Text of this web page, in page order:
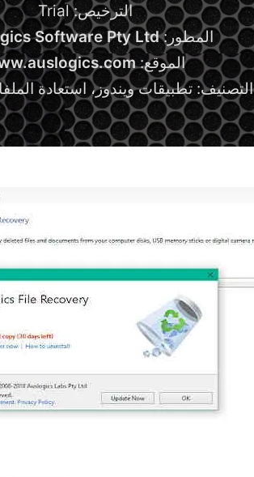
الترخيص: Trial
المطور:Software Pty Ltd
الموقع:
التصنيف: تطبيقات ويندوز، استعادة